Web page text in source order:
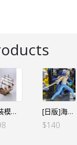
[組裝模型船]本格帆船 紅色勢力號 紅髮 [日版]海賊王BATTLE RECORD COLLECTION-羅II
$140